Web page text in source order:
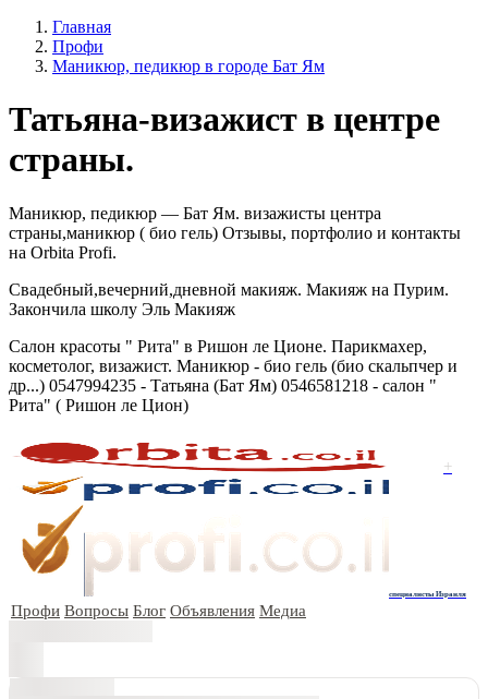
Главная
Профи
Маникюр, педикюр в городе Бат Ям
Татьяна-визажист в центре
страны.
Маникюр, педикюр — Бат Ям. визажисты центра
страны,маникюр ( био гель) Отзывы, портфолио и контакты
на Orbita Profi.
Свадебный,вечерний,дневной макияж. Макияж на Пурим.
Закончила школу Эль Макияж
Салон красоты " Рита" в Ришон ле Ционе. Парикмахер,
косметолог, визажист. Маникюр - био гель (био скальпчер и
др...) 0547994235 - Татьяна (Бат Ям) 0546581218 - салон "
Рита" ( Ришон ле Цион)
+
специалисты Израиля
Профи Вопросы Блог Объявления Медиа